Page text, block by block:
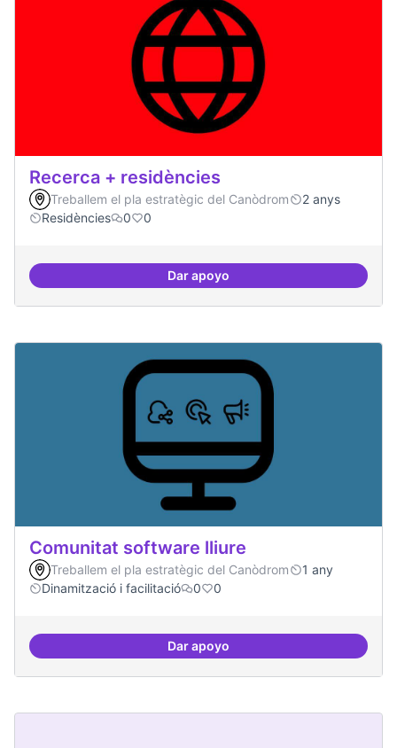
Recerca + residències
Treballem el pla estratègic del Canòdrom
2 anys
Residències
0 0
Dar apoyoRecerca + residències
Comunitat software lliure
Treballem el pla estratègic del Canòdrom
1 any
Dinamització i facilitació
0 0
Dar apoyoComunitat software lliure